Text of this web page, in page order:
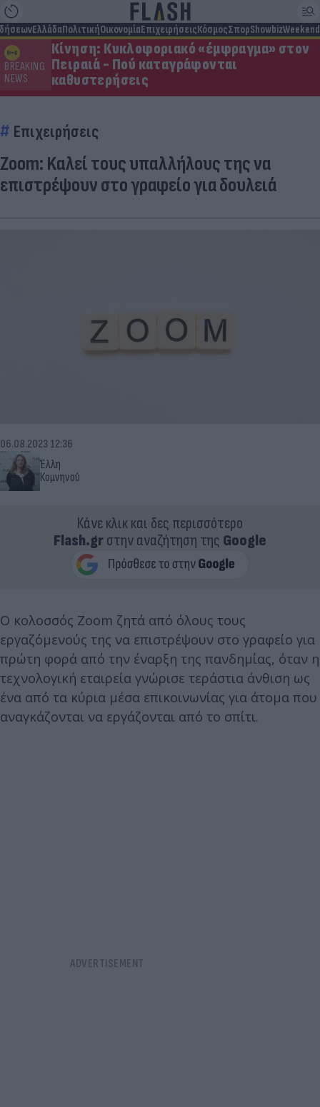
ΕλλάδαΠολιτικήΟικονομίαΕπιχειρήσειςΚόσμοςΣπορShowbizWeekend
BREAKING
NEWS
Κίνηση: Κυκλοφοριακό «έμφραγμα» στον
Πειραιά - Πού καταγράφονται
καθυστερήσεις
Επιχειρήσεις
Zoom: Kαλεί τους υπαλλήλους της να
επιστρέψουν στο γραφείο για δουλειά
Έλλη
Κομνηνού
06.08.2023 12:36
Κάνε κλικ και δες περισσότερο
Flash.grστην αναζήτηση της Google
Ο κολοσσός Zoom ζητά από όλους τους
εργαζόμενούς της να επιστρέψουν στο γραφείο για
πρώτη φορά από την έναρξη της πανδημίας, όταν η
τεχνολογική εταιρεία γνώρισε τεράστια άνθιση ως
ένα από τα κύρια μέσα επικοινωνίας για άτομα που
αναγκάζονται να εργάζονται από το σπίτι.